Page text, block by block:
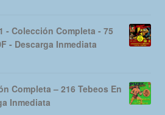
- Colección Completa - 75
- Descarga Inmediata
Completa – 216 Tebeos En
Inmediata